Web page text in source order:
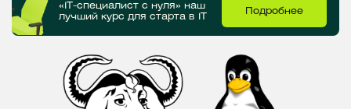
«IT-специалист с нуля» наш
лучший курс для старта в IT
Подробнее